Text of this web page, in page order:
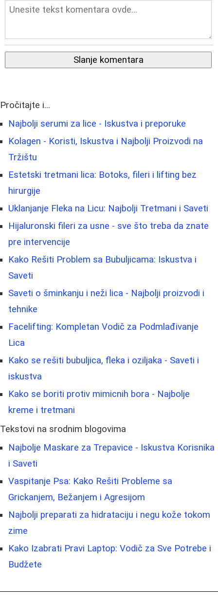
Slanje komentara
Pročitajte i...
Najbolji serumi za lice - Iskustva i preporuke
Kolagen - Koristi, Iskustva i Najbolji Proizvodi na
Tržištu
Estetski tretmani lica: Botoks, fileri i lifting bez
hirurgije
Uklanjanje Fleka na Licu: Najbolji Tretmani i Saveti
Hijaluronski fileri za usne - sve što treba da znate
pre intervencije
Kako Rešiti Problem sa Bubuljicama: Iskustva i
Saveti
Saveti o šminkanju i neži lica - Najbolji proizvodi i
tehnike
Facelifting: Kompletan Vodič za Podmlađivanje
Lica
Kako se rešiti bubuljica, fleka i oziljaka - Saveti i
iskustva
Kako se boriti protiv mimicnih bora - Najbolje
kreme i tretmani
Tekstovi na srodnim blogovima
Najbolje Maskare za Trepavice - Iskustva Korisnika
i Saveti
Vaspitanje Psa: Kako Rešiti Probleme sa
Grickanjem, Bežanjem i Agresijom
Najbolji preparati za hidrataciju i negu kože tokom
zime
Kako Izabrati Pravi Laptop: Vodič za Sve Potrebe i
Budžete